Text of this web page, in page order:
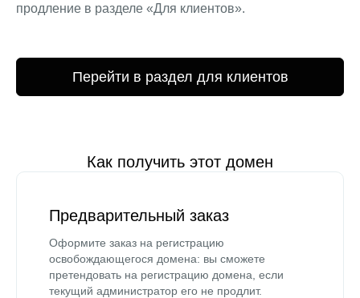
продление в разделе «Для клиентов».
Перейти в раздел для клиентов
Как получить этот домен
Предварительный заказ
Оформите заказ на регистрацию
освобождающегося домена: вы сможете
претендовать на регистрацию домена, если
текущий администратор его не продлит.